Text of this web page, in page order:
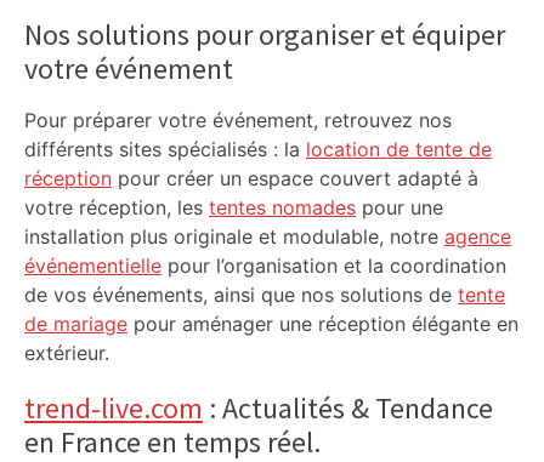
Sidebar
Nos solutions pour organiser et équiper
votre événement
Pour préparer votre événement, retrouvez nos
différents sites spécialisés : la location de tente de
réception pour créer un espace couvert adapté à
votre réception, les tentes nomades pour une
installation plus originale et modulable, notre agence
événementielle pour l’organisation et la coordination
de vos événements, ainsi que nos solutions de tente
de mariage pour aménager une réception élégante en
extérieur.
trend-live.com : Actualités & Tendance
en France en temps réel.